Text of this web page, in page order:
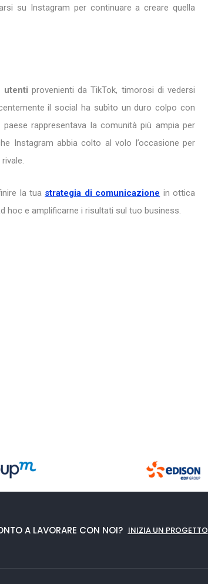
su Instagram per continuare a creare quella
utenti provenienti da TikTok, timorosi di vedersi
il social ha subìto un duro colpo con
paese rappresentava la comunità più ampia per
Instagram abbia colto al volo l’occasione per
la tua strategia di comunicazione in ottica
hoc e amplificarne i risultati sul tuo business.
A LAVORARE CON NOI? INIZIA UN PROGETTO